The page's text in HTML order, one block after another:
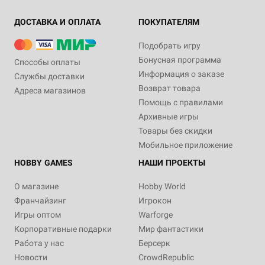
ДОСТАВКА И ОПЛАТА
Способы оплаты
Службы доставки
Адреса магазинов
ПОКУПАТЕЛЯМ
Подобрать игру
Бонусная программа
Информация о заказе
Возврат товара
Помощь с правилами
Архивные игры
Товары без скидки
Мобильное приложение
HOBBY GAMES
О магазине
Франчайзинг
Игры оптом
Корпоративные подарки
Работа у нас
Новости
НАШИ ПРОЕКТЫ
Hobby World
Игрокон
Warforge
Мир фантастики
Берсерк
CrowdRepublic